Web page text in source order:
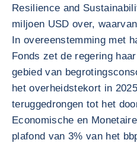
Resilience and
miljoen USD over,
In overeenstemming met
Fonds zet de regering
gebied van
het overheidstekort in
teruggedrongen tot het
Economische en
plafond van 3% van het